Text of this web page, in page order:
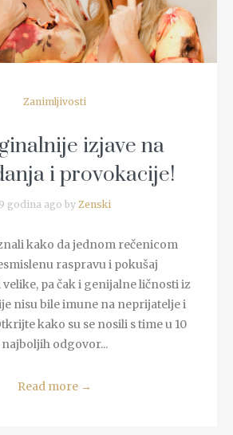
Zanimljivosti
izjave na
i provokacije!
9 godina ago by Zenski
kako da jednom rečenicom
raspravu i pokušaj
pa čak i genijalne ličnosti iz
nisu bile imune na neprijatelje i
kako su se nosili s time u 10
najboljih odgovor...
Read more →